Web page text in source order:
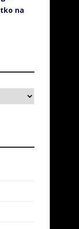
na